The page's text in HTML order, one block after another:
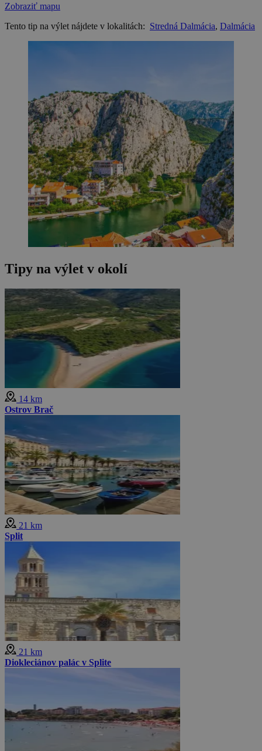
Zobraziť mapu
Tento tip na výlet nájdete v lokalitách: Stredná Dalmácia, Dalmácia
Tipy na výlet v okolí
14 km
Ostrov Brač
21 km
Split
21 km
Diokleciánov palác v Splite